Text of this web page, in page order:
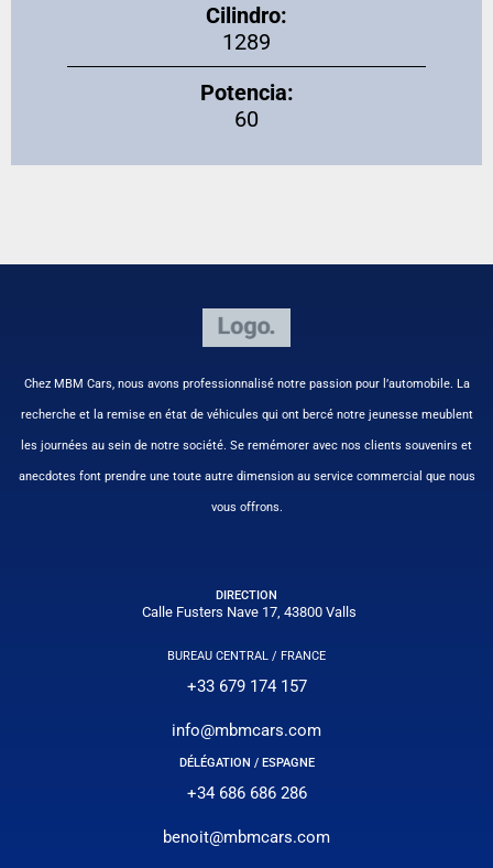
Cilindro:
1289
Potencia:
60
Chez MBM Cars, nous avons professionnalisé notre passion pour l’automobile. La
recherche et la remise en état de véhicules qui ont bercé notre jeunesse meublent
les journées au sein de notre société. Se remémorer avec nos clients souvenirs et
anecdotes font prendre une toute autre dimension au service commercial que nous
vous offrons.
DIRECTION
Calle Fusters Nave 17, 43800 Valls
BUREAU CENTRAL / FRANCE
+33 679 174 157
info@mbmcars.com
DÉLÉGATION / ESPAGNE
+34 686 686 286
benoit@mbmcars.com